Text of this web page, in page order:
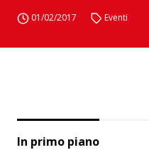
01/02/2017 Eventi
In primo piano